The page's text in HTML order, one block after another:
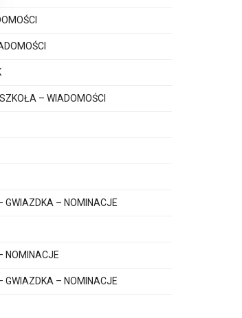
– WIADOMOŚCI
GWIAZDKA – NOMINACJE
NOMINACJE
GWIAZDKA – NOMINACJE